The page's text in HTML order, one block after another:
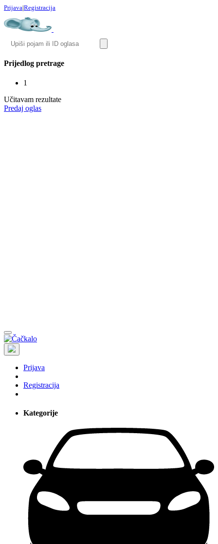
Prijava|Registracija
Prijedlog pretrage
1
Učitavam rezultate
Predaj oglas
Prijava
Registracija
Kategorije